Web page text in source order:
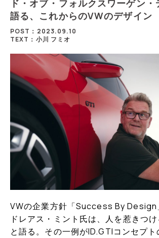
ド・オブ・フォルクスワーゲン
語る、これからのVWのデザイン
POST：2023.09.10
TEXT：小川 フミオ
VWの企業方針「Success By Design
ドレアス・ミント氏は、人を惹きつ
と語る。その一例がID.GTIコンセプ